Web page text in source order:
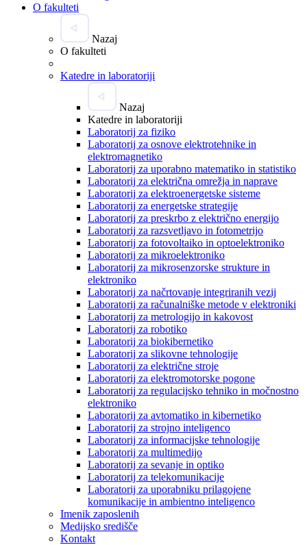
O fakulteti
Nazaj
O fakulteti
Katedre in laboratoriji
Nazaj
Katedre in laboratoriji
Laboratorij za fiziko
Laboratorij za osnove elektrotehnike in
elektromagnetiko
Laboratorij za uporabno matematiko in statistiko
Laboratorij za električna omrežja in naprave
Laboratorij za elektroenergetske sisteme
Laboratorij za energetske strategije
Laboratorij za preskrbo z električno energijo
Laboratorij za razsvetljavo in fotometrijo
Laboratorij za fotovoltaiko in optoelektroniko
Laboratorij za mikroelektroniko
Laboratorij za mikrosenzorske strukture in
elektroniko
Laboratorij za načrtovanje integriranih vezij
Laboratorij za računalniške metode v elektroniki
Laboratorij za metrologijo in kakovost
Laboratorij za robotiko
Laboratorij za biokibernetiko
Laboratorij za slikovne tehnologije
Laboratorij za električne stroje
Laboratorij za elektromotorske pogone
Laboratorij za regulacijsko tehniko in močnostno
elektroniko
Laboratorij za avtomatiko in kibernetiko
Laboratorij za strojno inteligenco
Laboratorij za informacijske tehnologije
Laboratorij za multimedijo
Laboratorij za sevanje in optiko
Laboratorij za telekomunikacije
Laboratorij za uporabniku prilagojene
komunikacije in ambientno inteligenco
Imenik zaposlenih
Medijsko središče
Kontakt